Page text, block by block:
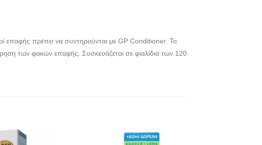
πρέπει να συντηρούνται με GP Conditioner. Το
των φακών επαφής. Συσκευάζεται σε φιαλίδια των 120